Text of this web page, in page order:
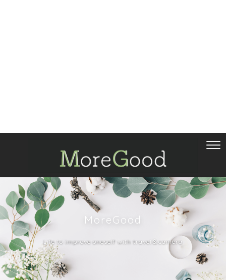
MoreGood
Life to improve oneself with travel＆camera